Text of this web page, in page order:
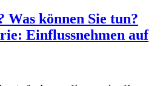
können Sie tun?
Einflussnehmen auf